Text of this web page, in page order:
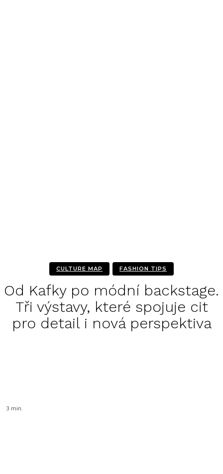
CULTURE MAP FASHION TIPS
Od Kafky po módní backstage.
Tři výstavy, které spojuje cit
pro detail i nová perspektiva
3 min.